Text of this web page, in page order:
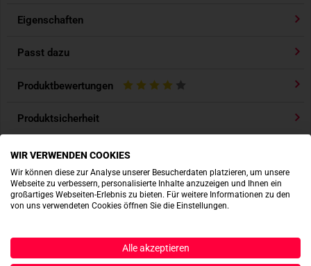
Eigenschaften
Passt dazu
Produktbewertungen
Produktsicherheit
ACTIONSHOTS
Es sind noch keine Actionshots vorhanden.
JETZT BEREITSTELLEN
WIR VERWENDEN COOKIES
Wir können diese zur Analyse unserer Besucherdaten platzieren, um unsere
Webseite zu verbessern, personalisierte Inhalte anzuzeigen und Ihnen ein
großartiges Webseiten-Erlebnis zu bieten. Für weitere Informationen zu den
von uns verwendeten Cookies öffnen Sie die Einstellungen.
Alle akzeptieren